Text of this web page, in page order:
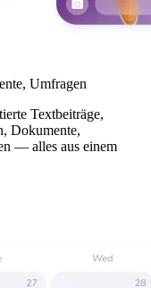
Umfragen
Textbeiträge,
Dokumente,
— alles aus einem